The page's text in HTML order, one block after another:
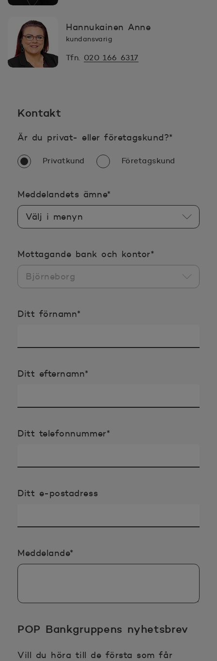
Hannukainen Anne
kundansvarig
Tfn. 020 166 6317
Kontakt
Är du privat- eller företagskund?*
Privatkund Företagskund
Meddelandets ämne*
Mottagande bank och kontor*
Ditt förnamn*
Ditt efternamn*
Ditt telefonnummer*
Ditt e-postadress
Meddelande*
POP Bankgruppens nyhetsbrev
Vill du höra till de första som får